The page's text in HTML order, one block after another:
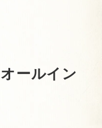
オールイン